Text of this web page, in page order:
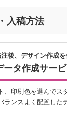
入稿方法
後、デザイン作成を
ータ作成サー
、印刷色を選んでス
ランスよく配置した